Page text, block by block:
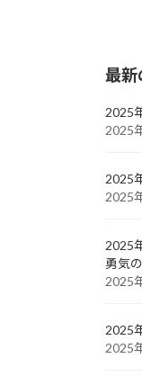
最新
2025
2025
2025
2025
2025
勇気
2025
2025
2025